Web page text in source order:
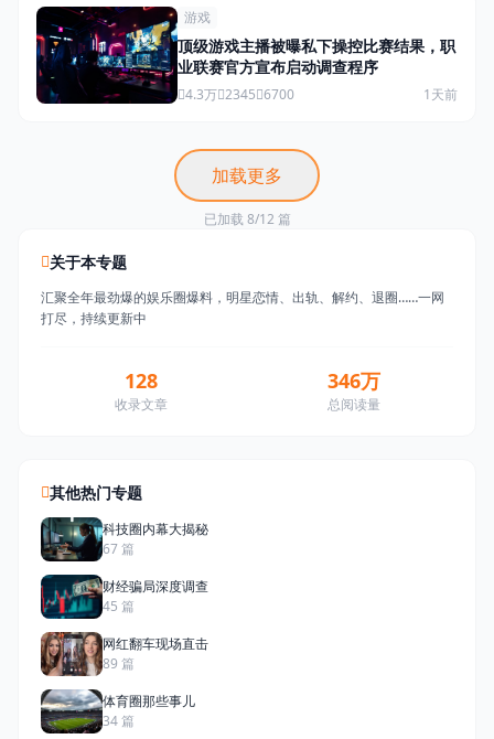
游戏
顶级游戏主播被曝私下操控比赛结果，职
业联赛官方宣布启动调查程序
4.3万 2345 6700 1天前
加载更多
已加载 8/12 篇
关于本专题
汇聚全年最劲爆的娱乐圈爆料，明星恋情、出轨、解约、退圈……一网
打尽，持续更新中
128
收录文章
346万
总阅读量
其他热门专题
科技圈内幕大揭秘
67 篇
财经骗局深度调查
45 篇
网红翻车现场直击
89 篇
体育圈那些事儿
34 篇